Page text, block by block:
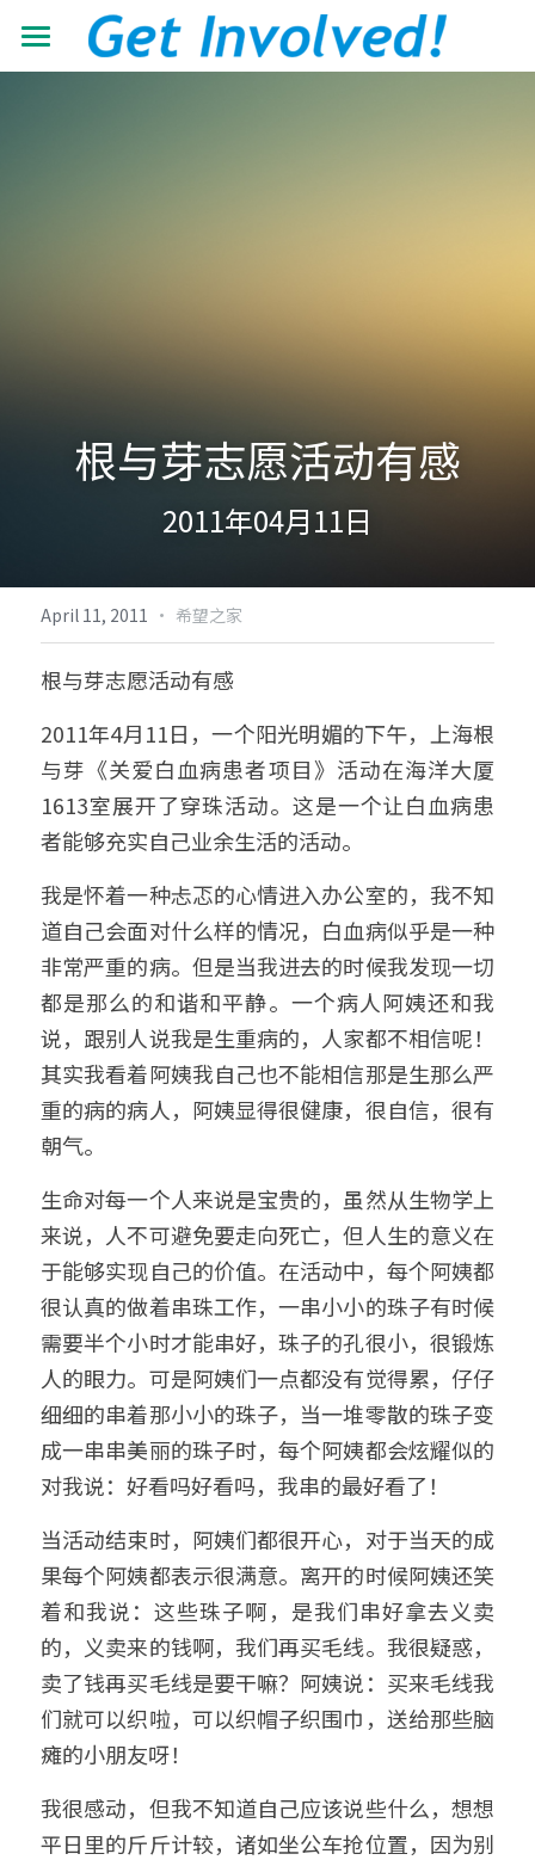
首页
营造可持续生活
助力儿童成长
更多
教材教程
影像资料
中文
English
根与芽志愿活动有感
2011年04月11日
April 11, 2011 · 希望之家
根与芽志愿活动有感
2011年4月11日，一个阳光明媚的下午，上海根
与芽《关爱白血病患者项目》活动在海洋大厦
1613室展开了穿珠活动。这是一个让白血病患
者能够充实自己业余生活的活动。
我是怀着一种忐忑的心情进入办公室的，我不知
道自己会面对什么样的情况，白血病似乎是一种
非常严重的病。但是当我进去的时候我发现一切
都是那么的和谐和平静。一个病人阿姨还和我
说，跟别人说我是生重病的，人家都不相信呢！
其实我看着阿姨我自己也不能相信那是生那么严
重的病的病人，阿姨显得很健康，很自信，很有
朝气。
生命对每一个人来说是宝贵的，虽然从生物学上
来说，人不可避免要走向死亡，但人生的意义在
于能够实现自己的价值。在活动中，每个阿姨都
很认真的做着串珠工作，一串小小的珠子有时候
需要半个小时才能串好，珠子的孔很小，很锻炼
人的眼力。可是阿姨们一点都没有觉得累，仔仔
细细的串着那小小的珠子，当一堆零散的珠子变
成一串串美丽的珠子时，每个阿姨都会炫耀似的
对我说：好看吗好看吗，我串的最好看了！
当活动结束时，阿姨们都很开心，对于当天的成
果每个阿姨都表示很满意。离开的时候阿姨还笑
着和我说：这些珠子啊，是我们串好拿去义卖
的，义卖来的钱啊，我们再买毛线。我很疑惑，
卖了钱再买毛线是要干嘛？阿姨说：买来毛线我
们就可以织啦，可以织帽子织围巾，送给那些脑
瘫的小朋友呀！
我很感动，但我不知道自己应该说些什么，想想
平日里的斤斤计较，诸如坐公车抢位置，因为别